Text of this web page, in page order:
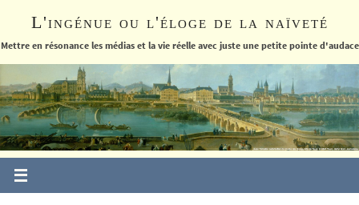
le
L'ingénue ou l'éloge de la naïveté
Mettre en résonance les médias et la vie réelle avec juste une petite pointe d'audace